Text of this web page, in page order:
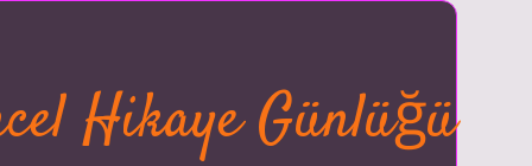
Hikaye Günlüğü